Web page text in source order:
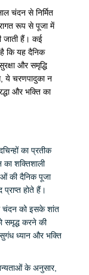
चंदन से निर्मित
रूप से पूजा में
जाती हैं। कई
कि यह दैनिक
और समृद्धि
ये चरणपादुका न
और भक्ति का
का प्रतीक
का शक्तिशाली
की दैनिक पूजा
होते हैं।
चंदन को इसके शांत
समृद्ध करने की
ध्यान और भक्ति
के अनुसार,